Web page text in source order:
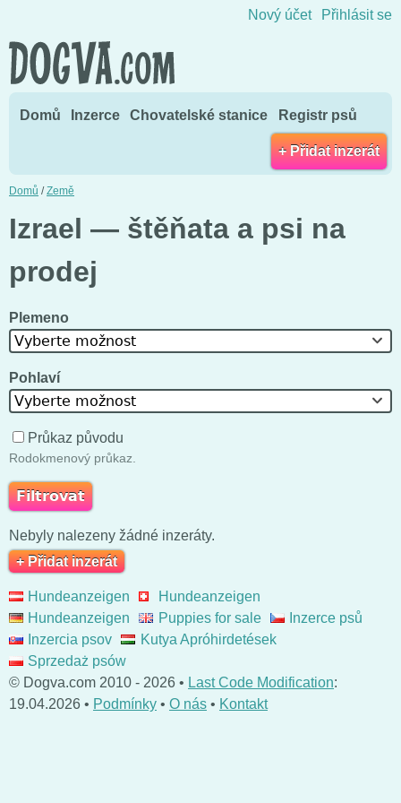
Nový účet Přihlásit se
Domů Inzerce Chovatelské stanice Registr psů
+ Přidat inzerát
Domů /Země
Izrael — štěňata a psi na
prodej
Plemeno
Vyberte možnost
Pohlaví
Vyberte možnost
Průkaz původu
Rodokmenový průkaz.
Nebyly nalezeny žádné inzeráty.
+ Přidat inzerát
Hundeanzeigen
Hundeanzeigen
Hundeanzeigen
Puppies for sale
Inzerce psů
Inzercia psov
Kutya Apróhirdetések
Sprzedaż psów
© Dogva.com 2010 - 2026 • Last Code Modification:
19.04.2026 • Podmínky • O nás • Kontakt